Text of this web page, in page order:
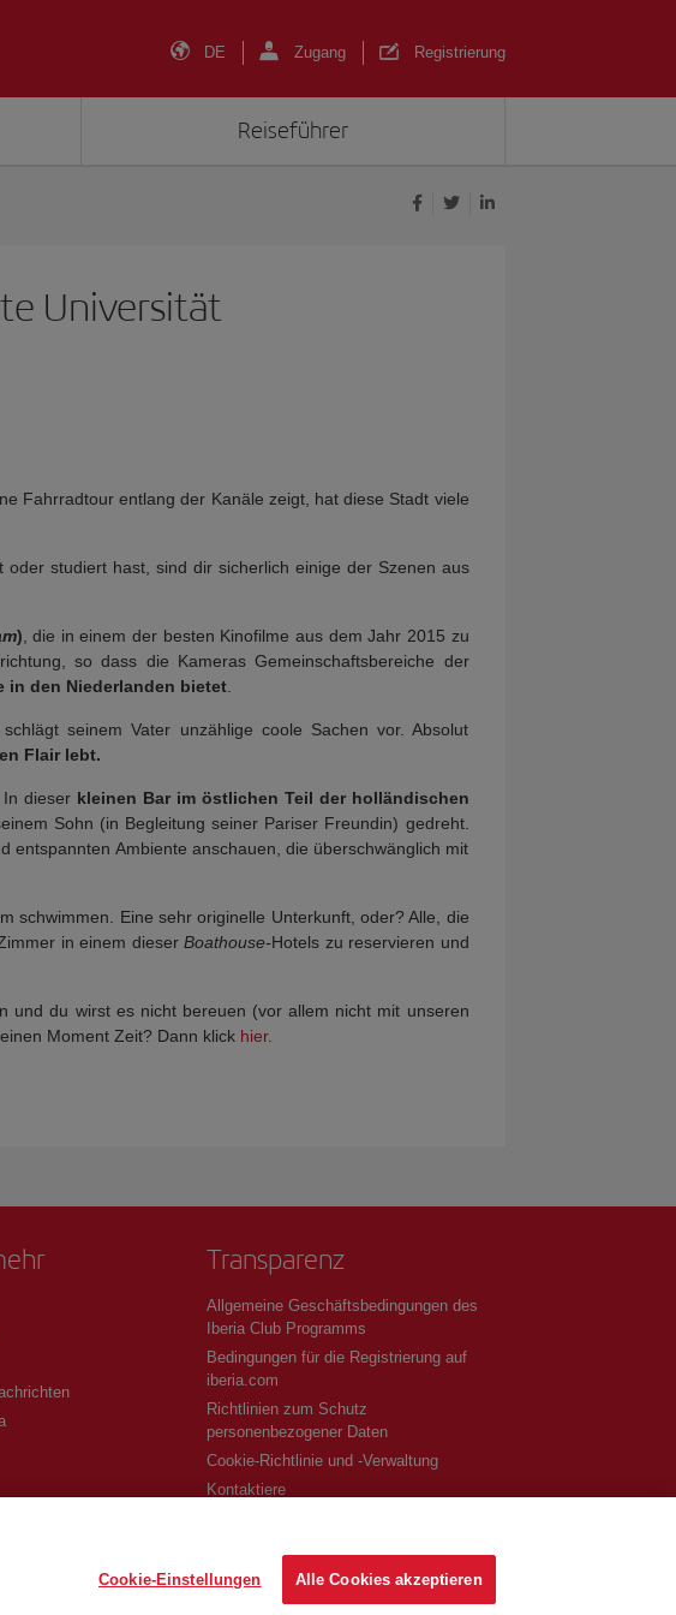
DE Zugang Registrierung
Reiseführer
Universität
Fahrradtour entlang der Kanäle zeigt, hat diese Stadt viele
studiert hast, sind dir sicherlich einige der Szenen aus
) , die in einem der besten Kinofilme aus dem Jahr 2015 zu
so dass die Kameras Gemeinschaftsbereiche der
in den Niederlanden bietet.
seinem Vater unzählige coole Sachen vor. Absolut
Flair lebt.
dieser kleinen Bar im östlichen Teil der holländischen
Sohn (in Begleitung seiner Pariser Freundin) gedreht.
entspannten Ambiente anschauen, die überschwänglich mit
schwimmen. Eine sehr originelle Unterkunft, oder? Alle, die
in einem dieser Boathouse-Hotels zu reservieren und
und du wirst es nicht bereuen (vor allem nicht mit unseren
Moment Zeit? Dann klick hier.
Transparenz
Allgemeine Geschäftsbedingungen des
Iberia Club Programms
Bedingungen für die Registrierung auf
iberia.com
Richtlinien zum Schutz
personenbezogener Daten
Cookie-Richtlinie und -Verwaltung
Kontaktiere
Cookie-Einstellungen Alle Cookies akzeptieren